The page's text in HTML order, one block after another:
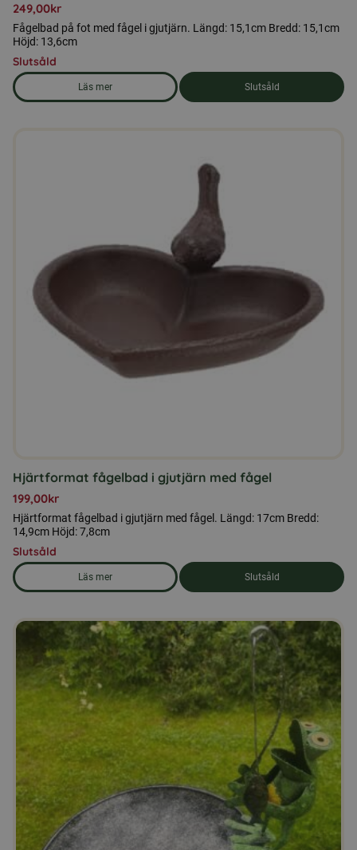
249,00kr
Fågelbad på fot med fågel i gjutjärn. Längd: 15,1cm Bredd: 15,1cm
Höjd: 13,6cm
Slutsåld
Läs mer
om produkten Fågelbad på fot med fågel i gjutjärn
Slutsåld
Hjärtformat fågelbad i gjutjärn med fågel
199,00kr
Hjärtformat fågelbad i gjutjärn med fågel. Längd: 17cm Bredd:
14,9cm Höjd: 7,8cm
Slutsåld
Läs mer
om produkten Hjärtformat fågelbad i gjutjärn med fågel
Slutsåld